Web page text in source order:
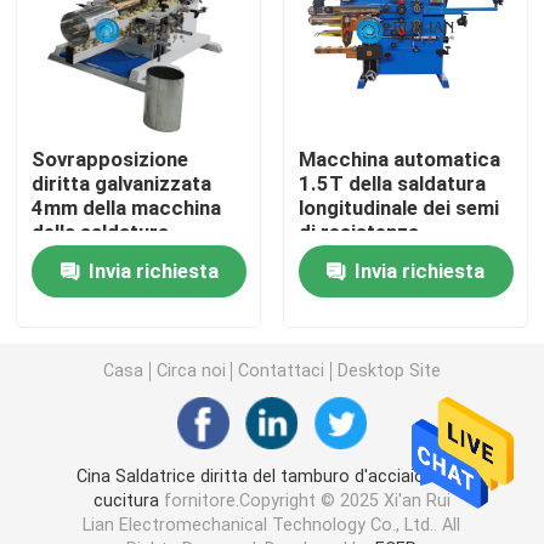
Apparecchio per saldare su ordinazione
Macchina della presa d'aria
Macchina fissa della saldatura a punti
Macchina della saldatura a punti di resistenza
Saldatore a punti industriale
Macchina della saldatura a punti del dado
Laminatoio del piatto
Sovrapposizione
diritta galvanizzata
4mm della macchina
della saldatura
continua della lamiera
di acciaioInvia richiesta
Macchina automatica
1.5T della saldatura
longitudinale dei semi
di resistenza
Invia richiesta
Casa Circa noi Contattaci Desktop Site
Cina Saldatrice diritta del tamburo d'acciaio della
cucitura fornitore.Copyright © 2025 Xi'an Rui
Lian Electromechanical Technology Co., Ltd.. All